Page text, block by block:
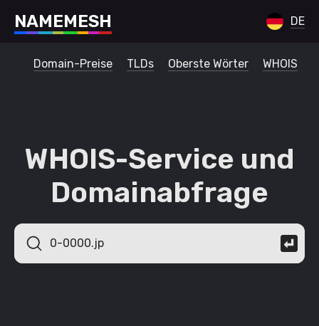
NAMEMESH DE
Domain-Preise TLDs Oberste Wörter WHOIS
WHOIS-Service und
Domainabfrage